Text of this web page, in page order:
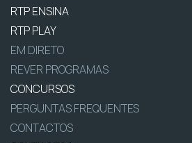
RTP ENSINA
RTP PLAY
EM DIRETO
REVER PROGRAMAS
CONCURSOS
PERGUNTAS FREQUENTES
CONTACTOS